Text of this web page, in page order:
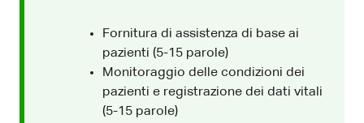
Fornitura di assistenza di base ai
pazienti (5-15 parole)
Monitoraggio delle condizioni dei
pazienti e registrazione dei dati vitali
(5-15 parole)